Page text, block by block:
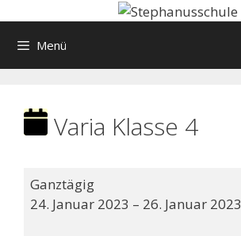
Inhalt Menü
Varia Klasse 4
Varia
Klasse
Ganztägig
24. Januar 2023 – 26. Januar 2023